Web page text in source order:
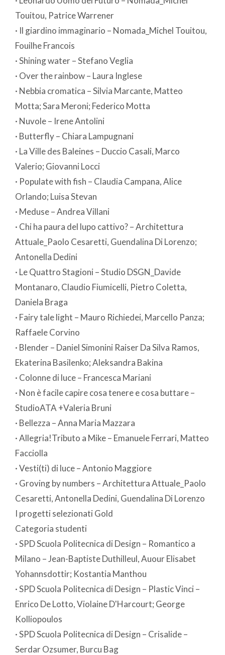
Touitou, Patrice Warrener
· Il giardino immaginario – Nomada_Michel Touitou,
Fouilhe Francois
· Shining water – Stefano Veglia
· Over the rainbow – Laura Inglese
· Nebbia cromatica – Silvia Marcante, Matteo
Motta; Sara Meroni; Federico Motta
· Nuvole – Irene Antolini
· Butterfly – Chiara Lampugnani
· La Ville des Baleines – Duccio Casali, Marco
Valerio; Giovanni Locci
· Populate with fish – Claudia Campana, Alice
Orlando; Luisa Stevan
· Meduse – Andrea Villani
· Chi ha paura del lupo cattivo? – Architettura
Attuale_Paolo Cesaretti, Guendalina Di Lorenzo;
Antonella Dedini
· Le Quattro Stagioni – Studio DSGN_Davide
Montanaro, Claudio Fiumicelli, Pietro Coletta,
Daniela Braga
· Fairy tale light – Mauro Richiedei, Marcello Panza;
Raffaele Corvino
· Blender – Daniel Simonini Raiser Da Silva Ramos,
Ekaterina Basilenko; Aleksandra Bakina
· Colonne di luce – Francesca Mariani
· Non è facile capire cosa tenere e cosa buttare –
StudioATA +Valeria Bruni
· Bellezza – Anna Maria Mazzara
· Allegria!Tributo a Mike – Emanuele Ferrari, Matteo
Facciolla
· Vesti(ti) di luce – Antonio Maggiore
· Groving by numbers – Architettura Attuale_Paolo
Cesaretti, Antonella Dedini, Guendalina Di Lorenzo
I progetti selezionati Gold
Categoria studenti
· SPD Scuola Politecnica di Design – Romantico a
Milano – Jean-Baptiste Duthilleul, Auour Elisabet
Yohannsdottir; Kostantia Manthou
· SPD Scuola Politecnica di Design – Plastic Vinci –
Enrico De Lotto, Violaine D'Harcourt; George
Kolliopoulos
· SPD Scuola Politecnica di Design – Crisalide –
Serdar Ozsumer, Burcu Bag